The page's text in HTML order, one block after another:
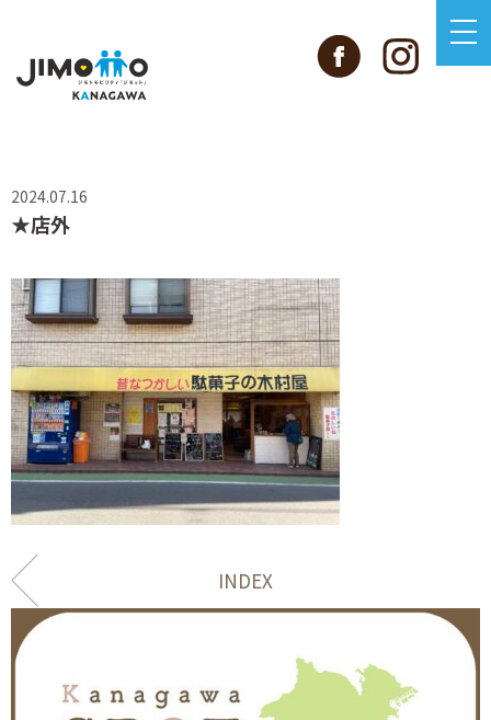
2024.07.16
★店外
INDEX